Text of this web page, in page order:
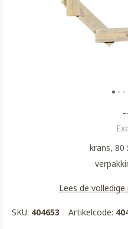
krans, 80
Lees de
SKU: 404653 Artikelcode: